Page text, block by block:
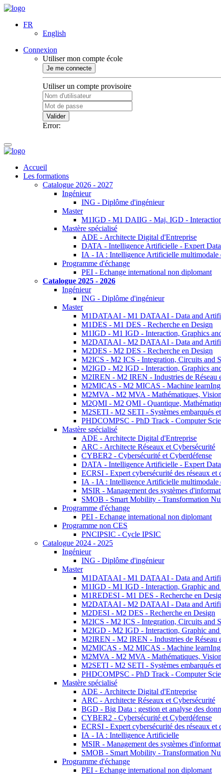
FR
English
Connexion
Utiliser mon compte école
Je me connecte
Utiliser un compte provisoire
Valider
Error:
Accueil
Les formations
Catalogue 2026 - 2027
Ingénieur
ING - Diplôme d'ingénieur
Master
M1IGD - M1 DAIIG - Maj. IGD -
Mastère spécialisé
ADE - Architecte Digital d'Entreprise
DATA - Intelligence Artificielle - Expert
IA - IA : Intelligence Artificielle multimodale
Programme d'échange
PEI - Echange international non diplomant
Catalogue 2025 - 2026
Ingénieur
ING - Diplôme d'ingénieur
Master
M1DATAAI - M1 DATAAI - Data and
M1DES - M1 DES - Recherche en Design
M1IGD - M1 IGD - Interaction, Graphics
M2DATAAI - M2 DATAAI - Data and
M2DES - M2 DES - Recherche en Design
M2ICS - M2 ICS - Integration, Circuits and
M2IGD - M2 IGD - Interaction, Graphics
M2IREN - M2 IREN - Industries de Réseau
M2MICAS - M2 MICAS - Machine
M2MVA - M2 MVA - Mathématiques,
M2QMI - M2 QMI - Quantique,
M2SETI - M2 SETI - Systèmes embarqués
PHDCOMPSC - PhD Track - Computer
Mastère spécialisé
ADE - Architecte Digital d'Entreprise
ARC - Architecte Réseaux et Cybersécurité
CYBER2 - Cybersécurité et Cyberdéfense
DATA - Intelligence Artificielle - Expert
ECRSI - Expert cybersécurité des réseaux et
IA - IA : Intelligence Artificielle multimodale
MSIR - Management des systèmes
SMOB - Smart Mobility - Transformation
Programme d'échange
PEI - Echange international non diplomant
Programme non CES
PNCIPSIC - Cycle IPSIC
Catalogue 2024 - 2025
Ingénieur
ING - Diplôme d'ingénieur
Master
M1DATAAI - M1 DATAAI - Data and
M1IGD - M1 IGD - Interaction, Graphic and
M1REDESI - M1 DES - Recherche en
M2DATAAI - M2 DATAAI - Data and
M2DESI - M2 DES - Recherche en Design
M2ICS - M2 ICS - Integration, Circuits and
M2IGD - M2 IGD - Interaction, Graphic and
M2IREN - M2 IREN - Industries de Réseau
M2MICAS - M2 MICAS - Machine
M2MVA - M2 MVA - Mathématiques,
M2SETI - M2 SETI - Systèmes embarqués
PHDCOMPSC - PhD Track - Computer
Mastère spécialisé
ADE - Architecte Digital d'Entreprise
ARC - Architecte Réseaux et Cybersécurité
BGD - Big Data : gestion et analyse des
CYBER2 - Cybersécurité et Cyberdéfense
ECRSI - Expert cybersécurité des réseaux et
IA - IA : Intelligence Artificielle
MSIR - Management des systèmes
SMOB - Smart Mobility - Transformation
Programme d'échange
PEI - Echange international non diplomant